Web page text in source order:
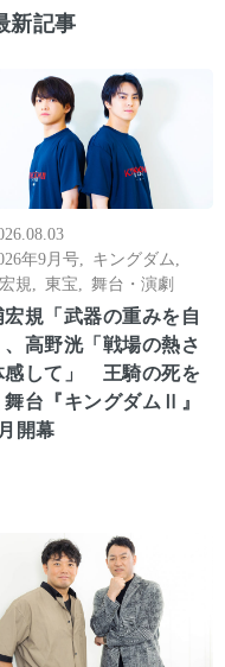
新記事
年9月号
キングダム
規
東宝 舞台・演劇
規「武器の重みを自
高野洸「戦場の熱さ
感して」 王騎の死を
台『キングダムⅡ』
開幕